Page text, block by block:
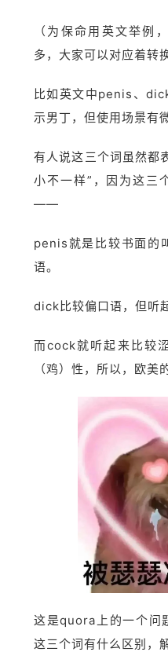
（为保命用英文举例
多，大家可以对应着转
比如英文中penis、
示男丁，但使用场景有
有人说这三个词虽然都
小不一样”，因为这三
——
penis就是比较书面的
语。
dick比较偏口语，但听
而cock就听起来比较
（鸡）性，所以，欧美
这是quora上的一个
这三个词有什么区别，